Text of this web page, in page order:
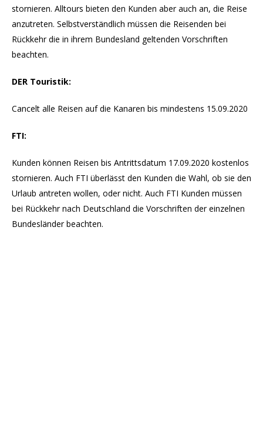
stornieren. Alltours bieten den Kunden aber auch an, die Reise
anzutreten. Selbstverständlich müssen die Reisenden bei
Rückkehr die in ihrem Bundesland geltenden Vorschriften
beachten.
DER Touristik:
Cancelt alle Reisen auf die Kanaren bis mindestens 15.09.2020
FTI:
Kunden können Reisen bis Antrittsdatum 17.09.2020 kostenlos
stornieren. Auch FTI überlässt den Kunden die Wahl, ob sie den
Urlaub antreten wollen, oder nicht. Auch FTI Kunden müssen
bei Rückkehr nach Deutschland die Vorschriften der einzelnen
Bundesländer beachten.